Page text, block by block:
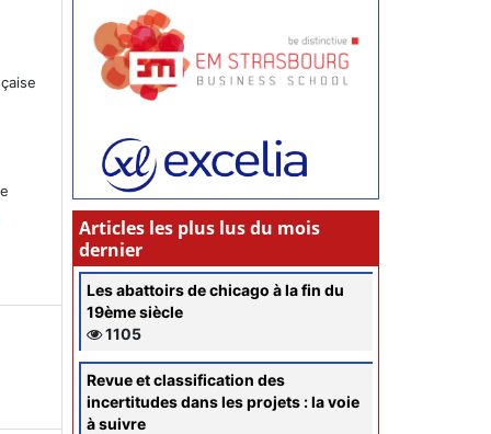
Articles les plus lus du mois
dernier
Les abattoirs de chicago à la fin du
19ème siècle
1105
Revue et classification des
incertitudes dans les projets : la voie
à suivre